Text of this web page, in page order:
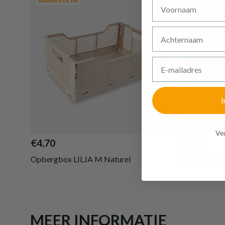
€4,70
Opbergbox LILJA M Naturel
MEER INFORMATIE